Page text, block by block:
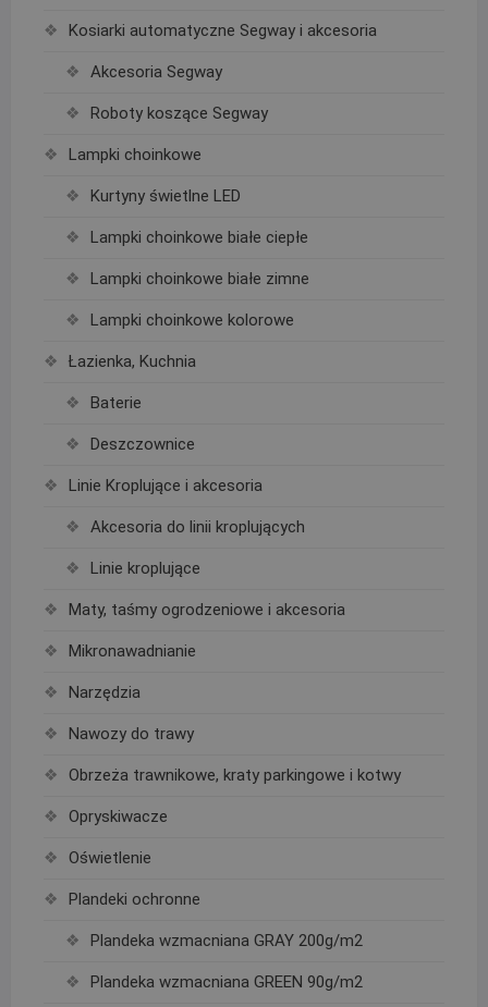
Kosiarki automatyczne Segway i akcesoria
Akcesoria Segway
Roboty koszące Segway
Lampki choinkowe
Kurtyny świetlne LED
Lampki choinkowe białe ciepłe
Lampki choinkowe białe zimne
Lampki choinkowe kolorowe
Łazienka, Kuchnia
Baterie
Deszczownice
Linie Kroplujące i akcesoria
Akcesoria do linii kroplujących
Linie kroplujące
Maty, taśmy ogrodzeniowe i akcesoria
Mikronawadnianie
Narzędzia
Nawozy do trawy
Obrzeża trawnikowe, kraty parkingowe i kotwy
Opryskiwacze
Oświetlenie
Plandeki ochronne
Plandeka wzmacniana GRAY 200g/m2
Plandeka wzmacniana GREEN 90g/m2